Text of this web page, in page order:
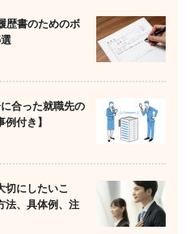
歴書のためのボ
合った就職先の
付き】
切にしたいこ
法、具体例、注